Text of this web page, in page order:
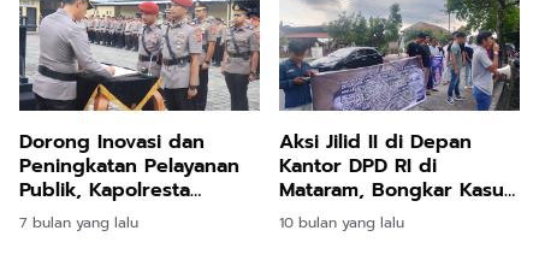
Dorong Inovasi dan
Peningkatan Pelayanan
Publik, Kapolresta
Mataram Pimpin Sertijab
Pejabat Utama
7 bulan yang lalu
Aksi Jilid II di Depan
Kantor DPD RI di
Mataram, Bongkar Kasus
Suap "dari NTB untuk
Indonesia"
10 bulan yang lalu